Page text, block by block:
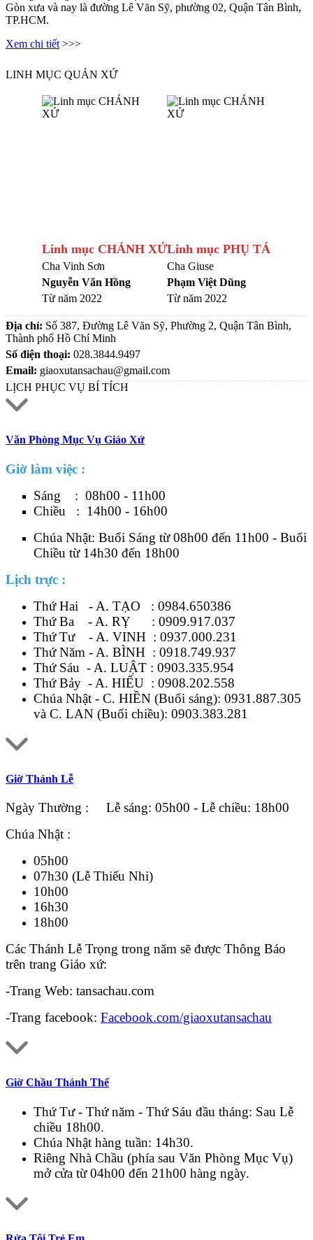
Gòn xưa và nay là đường Lê Văn Sỹ, phường 02, Quận Tân Bình,
TP.HCM.
Xem chi tiết >>>
LINH MỤC QUẢN XỨ
Linh mục CHÁNH XỨ
Cha Vinh Sơn
Nguyễn Văn Hồng
Từ năm 2022
Linh mục PHỤ TÁ
Cha Giuse
Phạm Việt Dũng
Từ năm 2022
Địa chỉ: Số 387, Đường Lê Văn Sỹ, Phường 2, Quận Tân Bình,
Thành phố Hồ Chí Minh
Số điện thoại: 028.3844.9497
Email: giaoxutansachau@gmail.com
LỊCH PHỤC VỤ BÍ TÍCH
Văn Phòng Mục Vụ Giáo Xứ
Giờ làm việc :
Sáng : 08h00 - 11h00
Chiều : 14h00 - 16h00
Chúa Nhật: Buổi Sáng từ 08h00 đến 11h00 - Buổi
Chiều từ 14h30 đến 18h00
Lịch trực :
Thứ Hai - A. TẠO : 0984.650386
Thứ Ba - A. RỴ : 0909.917.037
Thứ Tư - A. VINH : 0937.000.231
Thứ Năm - A. BÌNH : 0918.749.937
Thứ Sáu - A. LUẬT : 0903.335.954
Thứ Bảy - A. HIẾU : 0908.202.558
Chúa Nhật - C. HIỀN (Buổi sáng): 0931.887.305
và C. LAN (Buổi chiều): 0903.383.281
Giờ Thánh Lễ
Ngày Thường : Lễ sáng: 05h00 - Lễ chiều: 18h00
Chúa Nhật :
05h00
07h30 (Lễ Thiếu Nhi)
10h00
16h30
18h00
Các Thánh Lễ Trọng trong năm sẽ được Thông Báo
trên trang Giáo xứ:
-Trang Web: tansachau.com
-Trang facebook: Facebook.com/giaoxutansachau
Giờ Chầu Thánh Thể
Thứ Tư - Thứ năm - Thứ Sáu đầu tháng: Sau Lễ
chiều 18h00.
Chúa Nhật hàng tuần: 14h30.
Riêng Nhà Chầu (phía sau Văn Phòng Mục Vụ)
mở cửa từ 04h00 đến 21h00 hàng ngày.